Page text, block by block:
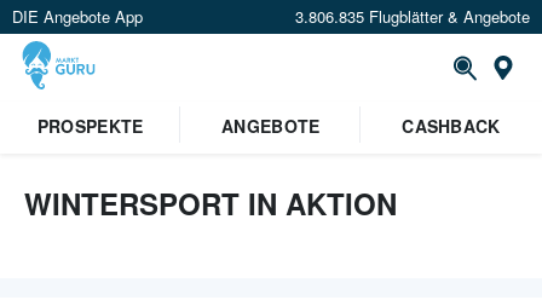
DIE Angebote App 3.806.835 Flugblätter & Angebote
PROSPEKTE
ANGEBOTE CASHBACK
WINTERSPORT IN AKTION